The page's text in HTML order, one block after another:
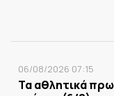
06/08/2026 07:15
Τα αθλητικά